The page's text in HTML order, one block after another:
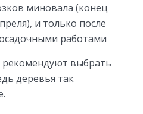
миновала (конец
и только после
работами
выбрать
деревья так